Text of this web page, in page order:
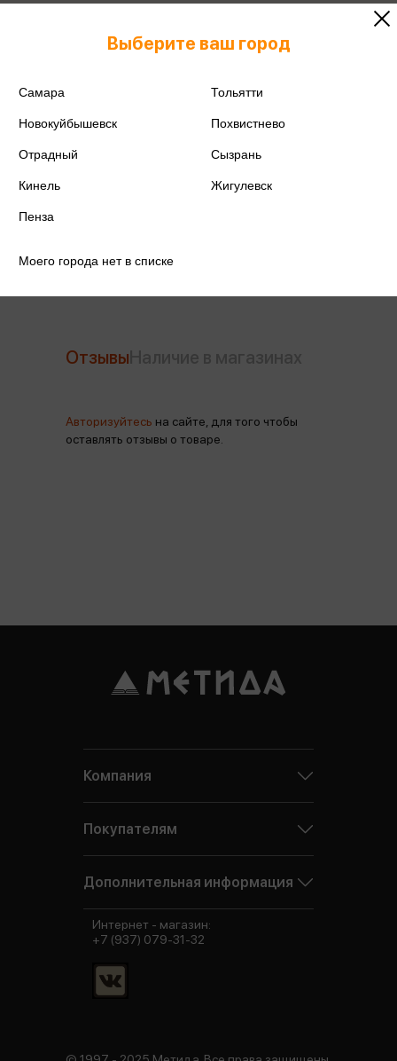
Все товары производителя
Отзывы
Авторизуйтесь на сайте, для того чтобы
оставлять отзывы о товаре.
Выберите ваш город
Самара Тольятти
Новокуйбышевск Похвистнево
Отрадный Сызрань
Кинель Жигулевск
Пенза
Моего города нет в списке
Компания
Покупателям
Дополнительная информация
Интернет - магазин:
+7 (937) 079-31-32